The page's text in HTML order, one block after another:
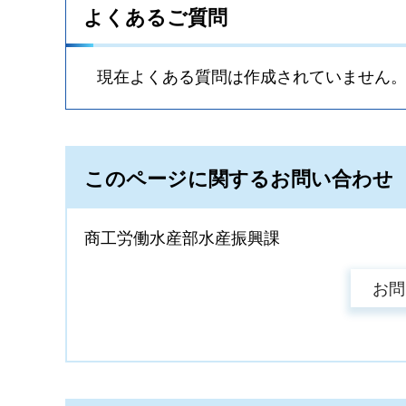
よくあるご質問
現在よくある質問は作成されていません。
このページに関するお問い合わせ
商工労働水産部水産振興課